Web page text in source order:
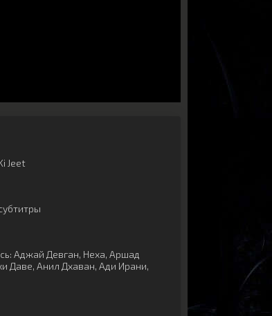
Jeet
Аджай Девган, Неха, Аршад
Даве, Анил Дхаван, Ади Ирани,